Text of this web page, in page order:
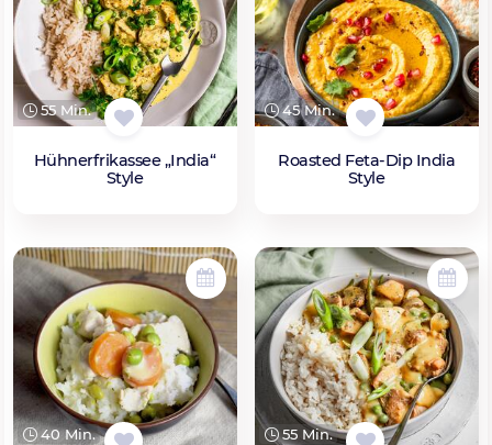
55 Min.
Hühnerfrikassee „India“
Style
45 Min.
Roasted Feta-Dip India
Style
40 Min. 55 Min.